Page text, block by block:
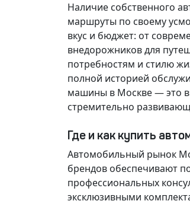
Наличие собственного
маршруты по своему
вкус и бюджет: от
внедорожников для
потребностям и стилю
полной историей
машины в Москве — это
стремительно
Где и как купить
Автомобильный рынок
брендов обеспечивают
профессиональных
эксклюзивными